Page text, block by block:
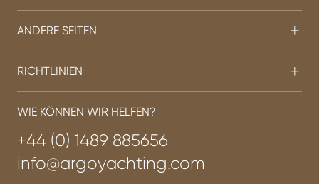
ANDERE SEITEN
RICHTLINIEN
WIE KÖNNEN WIR HELFEN?
+44 (0) 1489 885656
info@argoyachting.com